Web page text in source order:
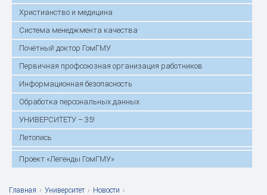
Христианство и медицина
Система менеджмента качества
Почётный доктор ГомГМУ
Первичная профсоюзная организация работников
Информационная безопасность
Обработка персональных данных
УНИВЕРСИТЕТУ – 35!
Летопись
Проект «Легенды ГомГМУ»
Главная › Университет › Новости ›